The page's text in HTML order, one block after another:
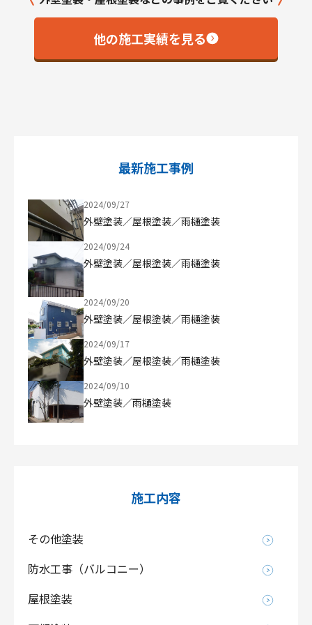
他の施工実績を見る
最新施工事例
2024/09/27
外壁塗装／屋根塗装／雨樋塗装
2024/09/24
外壁塗装／屋根塗装／雨樋塗装
2024/09/20
外壁塗装／屋根塗装／雨樋塗装
2024/09/17
外壁塗装／屋根塗装／雨樋塗装
2024/09/10
外壁塗装／雨樋塗装
施工内容
その他塗装
防水工事（バルコニー）
屋根塗装